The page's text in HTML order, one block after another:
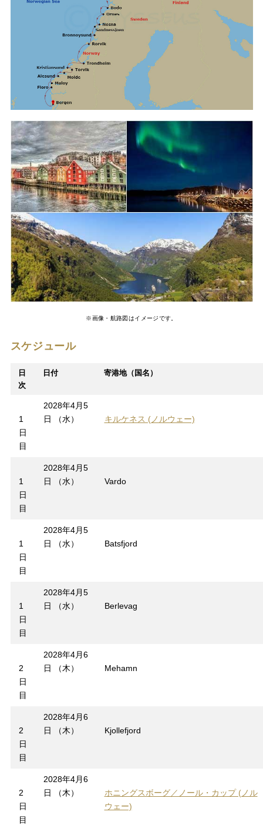
※画像・航路図はイメージです。
スケジュール
日
次
日付 寄港地（国名）
1
日
目
2028年4月5
日 （水）
キルケネス (ノルウェー)
1
日
目
2028年4月5
日 （水）
Vardo
1
日
目
2028年4月5
日 （水）
Batsfjord
1
日
目
2028年4月5
日 （水）
Berlevag
2
日
目
2028年4月6
日 （木）
Mehamn
2
日
目
2028年4月6
日 （木）
Kjollefjord
2
日
目
2028年4月6
日 （木）
ホニングスボーグ／ノール・カップ (ノル
ウェー)